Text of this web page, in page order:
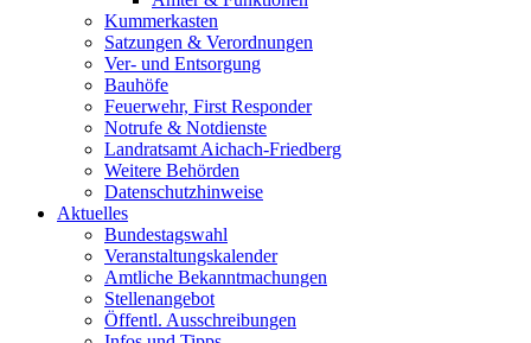
Kummerkasten
Satzungen & Verordnungen
Ver- und Entsorgung
Bauhöfe
Feuerwehr, First Responder
Notrufe & Notdienste
Landratsamt Aichach-Friedberg
Weitere Behörden
Datenschutzhinweise
Aktuelles
Bundestagswahl
Veranstaltungskalender
Amtliche Bekanntmachungen
Stellenangebot
Öffentl. Ausschreibungen